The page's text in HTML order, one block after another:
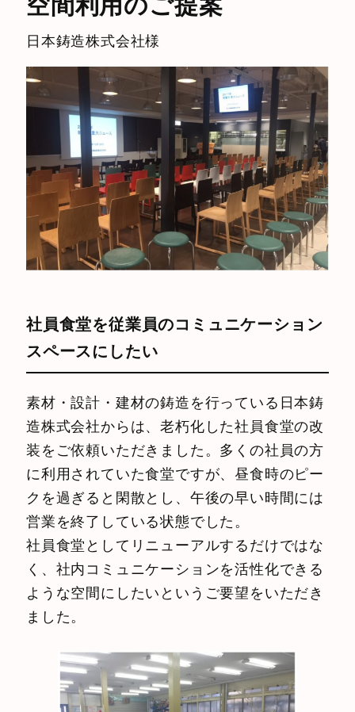
日本鋳造株式会社様
社員食堂を従業員のコミュニケーション
スペースにしたい
素材・設計・建材の鋳造を行っている日本鋳
造株式会社からは、老朽化した社員食堂の改
装をご依頼いただきました。多くの社員の方
に利用されていた食堂ですが、昼食時のピー
クを過ぎると閑散とし、午後の早い時間には
営業を終了している状態でした。
社員食堂としてリニューアルするだけではな
く、社内コミュニケーションを活性化できる
ような空間にしたいというご要望をいただき
ました。